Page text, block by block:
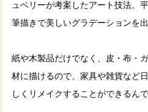
ュベリーが考案したアート技法。
筆描きで美しいグラデーションを
紙や木製品だけでなく、皮・布・
材に描けるので、家具や雑貨など
しくリメイクすることができるんで